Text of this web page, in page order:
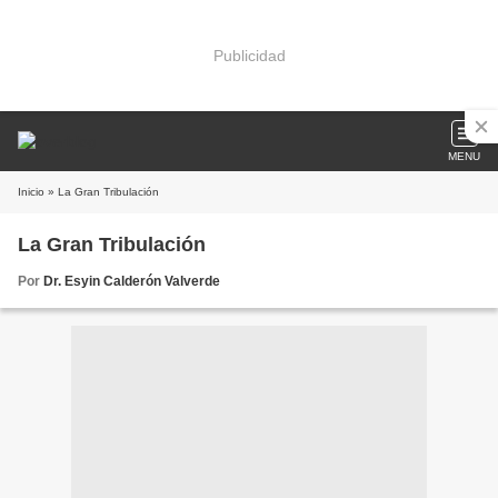
Publicidad
MENU
Inicio » La Gran Tribulación
La Gran Tribulación
Por Dr. Esyin Calderón Valverde